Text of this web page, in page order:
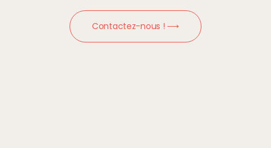
Contactez-nous ! ⟶